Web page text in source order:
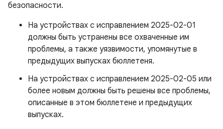
безопасности.
На устройствах с исправлением 2025-02-01
должны быть устранены все охваченные им
проблемы, а также уязвимости, упомянутые в
предыдущих выпусках бюллетеня.
На устройствах с исправлением 2025-02-05 или
более новым должны быть решены все проблемы,
описанные в этом бюллетене и предыдущих
выпусках.